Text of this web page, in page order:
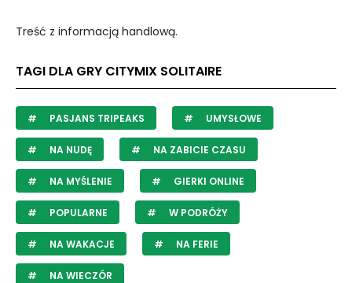
Treść z informacją handlową.
TAGI DLA GRY CITYMIX SOLITAIRE
PASJANS TRIPEAKS UMYSŁOWE
NA NUDĘ NA ZABICIE CZASU
NA MYŚLENIE GIERKI ONLINE
POPULARNE W PODRÓŻY
NA WAKACJE NA FERIE
NA WIECZÓR